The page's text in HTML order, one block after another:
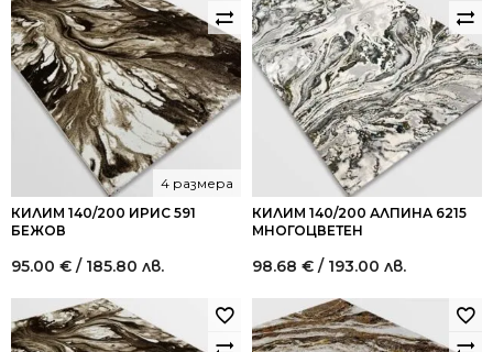
КИЛИМ 140/200 ИРИС 591
БЕЖОВ
4 размера
95.00 € / 185.80 лв.
КИЛИМ 140/200 АЛПИНА 6215
МНОГОЦВЕТЕН
98.68 € / 193.00 лв.